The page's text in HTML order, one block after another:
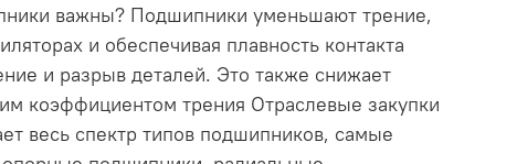
важны? Подшипники уменьшают трение,
и обеспечивая плавность контакта
и разрыв деталей. Это также снижает
коэффициентом трения Отраслевые закупки
весь спектр типов подшипников, самые